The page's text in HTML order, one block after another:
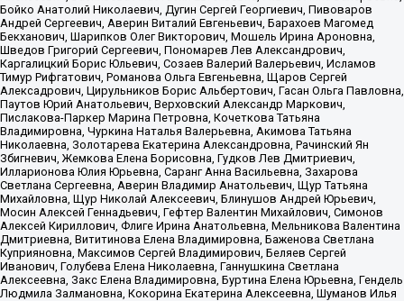
Бойко Анатолий Николаевич, Дугин Сергей Георгиевич, Пивоваров
Андрей Сергеевич, Аверин Виталий Евгеньевич, Барахоев Магомед
Бекханович, Шарипков Олег Викторович, Мошель Ирина Ароновна,
Шведов Григорий Сергеевич, Пономарев Лев Александрович,
Каргалицкий Борис Юльевич, Созаев Валерий Валерьевич, Исламов
Тимур Рифгатович, Романова Ольга Евгеньевна, Щаров Сергей
Алексадрович, Цирульников Борис Альбертович, Гасан Ольга Павловна,
Паутов Юрий Анатольевич, Верховский Александр Маркович,
Пислакова-Паркер Марина Петровна, Кочеткова Татьяна
Владимировна, Чуркина Наталья Валерьевна, Акимова Татьяна
Николаевна, Золотарева Екатерина Александровна, Рачинский Ян
Збигневич, Жемкова Елена Борисовна, Гудков Лев Дмитриевич,
Илларионова Юлия Юрьевна, Саранг Анна Васильевна, Захарова
Светлана Сергеевна, Аверин Владимир Анатольевич, Щур Татьяна
Михайловна, Щур Николай Алексеевич, Блинушов Андрей Юрьевич,
Мосин Алексей Геннадьевич, Гефтер Валентин Михайлович, Симонов
Алексей Кириллович, Флиге Ирина Анатольевна, Мельникова Валентина
Дмитриевна, Вититинова Елена Владимировна, Баженова Светлана
Куприяновна, Максимов Сергей Владимирович, Беляев Сергей
Иванович, Голубева Елена Николаевна, Ганнушкина Светлана
Алексеевна, Закс Елена Владимировна, Буртина Елена Юрьевна, Гендель
Людмила Залмановна, Кокорина Екатерина Алексеевна, Шуманов Илья